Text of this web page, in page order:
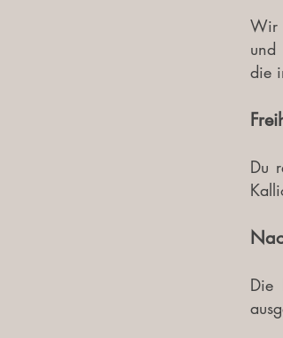
Wir
und
die
Du
Die